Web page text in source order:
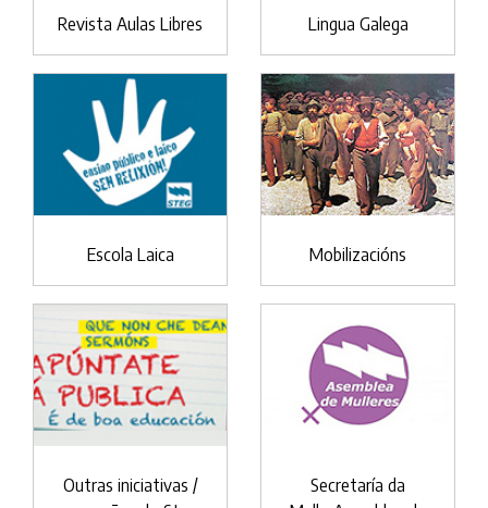
Revista Aulas Libres Lingua Galega
Escola Laica Mobilizacións
Outras iniciativas /
Secretaría da